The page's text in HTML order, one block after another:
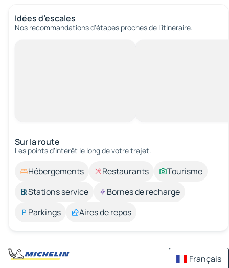
Idées d’escales
Nos recommandations d'étapes proches de l’itinéraire.
Sur la route
Les points d’intérêt le long de votre trajet.
Hébergements Restaurants
Tourisme
Stations service
Bornes de recharge
Parkings
Aires de repos
Français